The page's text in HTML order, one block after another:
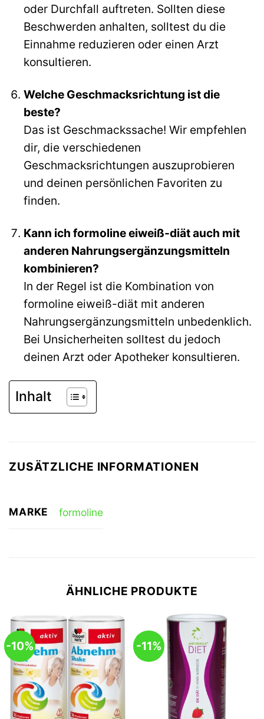
oder Durchfall auftreten. Sollten diese
Beschwerden anhalten, solltest du die
Einnahme reduzieren oder einen Arzt
konsultieren.
Welche Geschmacksrichtung ist die
beste?
Das ist Geschmackssache! Wir empfehlen
dir, die verschiedenen
Geschmacksrichtungen auszuprobieren
und deinen persönlichen Favoriten zu
finden.
Kann ich formoline eiweiß-diät auch mit
anderen Nahrungsergänzungsmitteln
kombinieren?
In der Regel ist die Kombination von
formoline eiweiß-diät mit anderen
Nahrungsergänzungsmitteln unbedenklich.
Bei Unsicherheiten solltest du jedoch
deinen Arzt oder Apotheker konsultieren.
Inhalt
ZUSÄTZLICHE INFORMATIONEN
MARKE formoline
ÄHNLICHE PRODUKTE
-10% -11%